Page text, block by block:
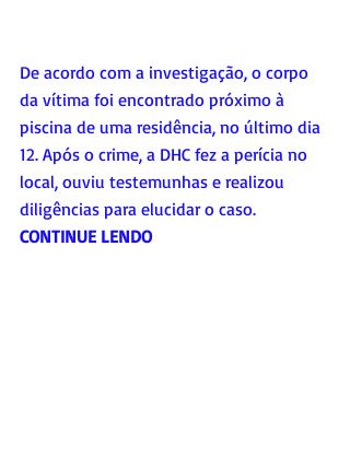
De acordo com a investigação, o corpo
da vítima foi encontrado próximo à
piscina de uma residência, no último dia
12. Após o crime, a DHC fez a perícia no
local, ouviu testemunhas e realizou
diligências para elucidar o caso.
CONTINUE LENDO